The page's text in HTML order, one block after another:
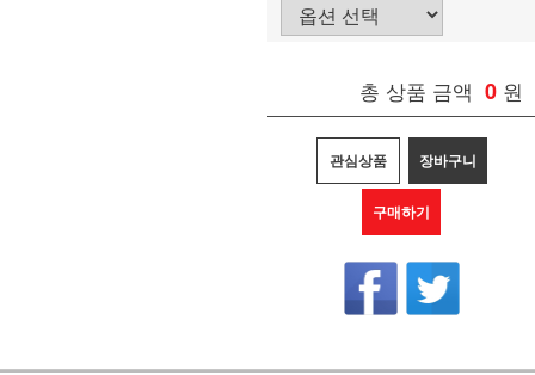
총 상품 금액 0 원
관심상품 장바구니
구매하기